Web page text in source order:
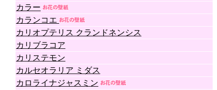
カラー
カランコエ
カリオプテリス クランドネンシス
カリブラコア
カリステモン
カルセオラリア ミダス
カロライナジャスミン